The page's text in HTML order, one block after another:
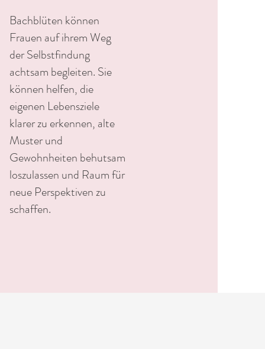
Bachblüten können
Frauen auf ihrem Weg
der Selbstfindung
achtsam begleiten. Sie
können helfen, die
eigenen Lebensziele
klarer zu erkennen, alte
Muster und
Gewohnheiten behutsam
loszulassen und Raum für
neue Perspektiven zu
schaffen.